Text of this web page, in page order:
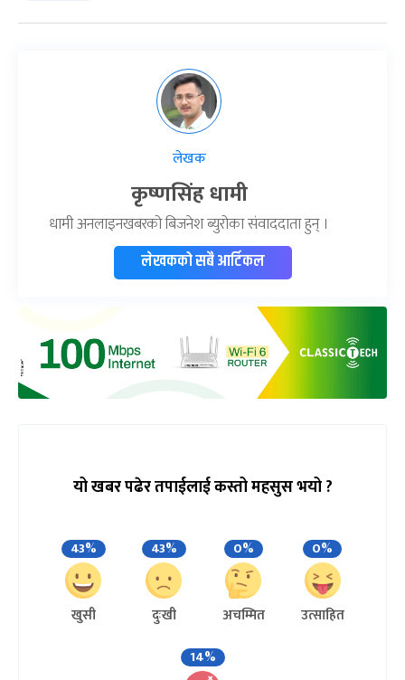
लेखक
कृष्णसिंह धामी
धामी अनलाइनखबरको बिजनेश ब्युरोका संवाददाता हुन् ।
लेखकको सबै आर्टिकल
यो खबर पढेर तपाईलाई कस्तो महसुस भयो ?
43%
खुसी
43%
दुःखी
0%
अचम्मित
0%
उत्साहित
14%